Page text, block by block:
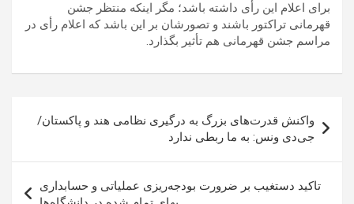
برای اعلام این رأی داشته باشد؛ مگر اینکه منتظر جشن
قهرمانی تراکتور باشند و تصورشان بر این باشد که اعلام رأی در
مراسم جشن قهرمانی هم تأثیر بگذارد.
نوشته
واکنش قدرت‌های بزرگ به درگیری نظامی هند و پاکستان/
جی‌دی ونس: به ما ربطی ندارد
تاکید دستغیب بر ضرورت بودجه‌ریزی عملیاتی و حسابداری